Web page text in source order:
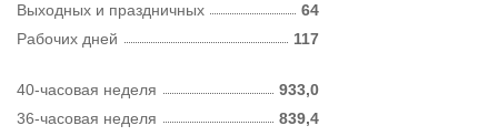
Рабочих дней 117
Выходных и праздничных 64
40-часовая неделя
933,0
36-часовая неделя
839,4